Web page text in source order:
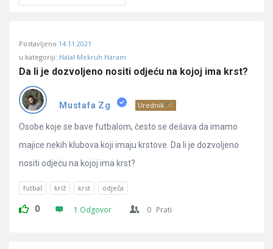
Učene
Latest
Pitanja
Postavljeno 14.11.2021
u kategoriji: Halal Mekruh Haram
Da li je dozvoljeno nositi odjeću na kojoj ima krst?
Mustafa Zg Urednik
Osobe koje se bave futbalom, često se dešava da imamo
majice nekih klubova koji imaju krstove. Da li je dozvoljeno
nositi odjeću na kojoj ima krst?
futbal križ krst odječa
0 1 Odgovor 0 Prati